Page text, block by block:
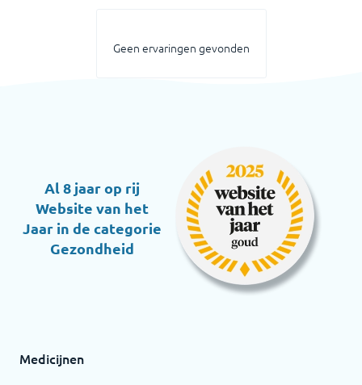
Geen ervaringen gevonden
Al 8 jaar op rij
Website van het
Jaar in de categorie
Gezondheid
Medicijnen